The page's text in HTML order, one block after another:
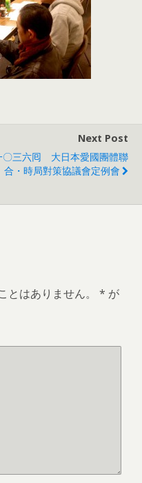
Next Post
〇三六囘 大日本愛國團體聯
合・時局對策協議會定例會
はありません。 * が